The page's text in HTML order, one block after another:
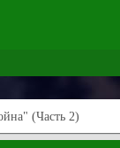
(Часть 2)